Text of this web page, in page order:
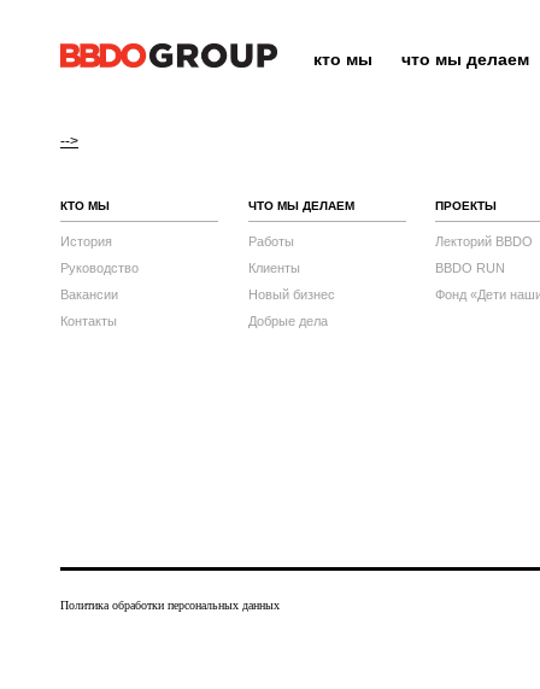
кто мы что мы делаем
-->
КТО МЫ
История
Руководство
Вакансии
Контакты
ЧТО МЫ ДЕЛАЕМ
Работы
Клиенты
Новый бизнес
Добрые дела
ПРОЕКТЫ
Лекторий BBDO
BBDO RUN
Фонд «Дети
Политика обработки персональных данных